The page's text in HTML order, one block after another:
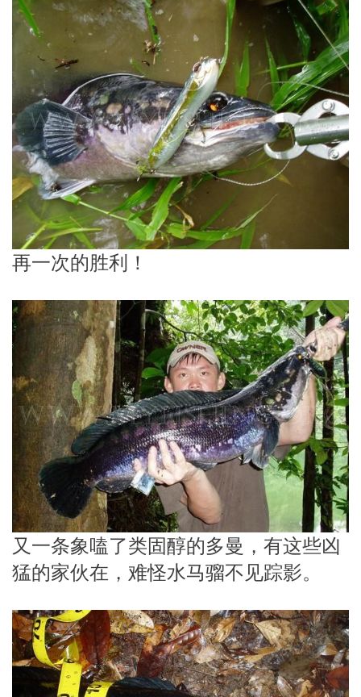
再一次的胜利！
又一条象嗑了类固醇的多曼，有这些凶
猛的家伙在，难怪水马骝不见踪影。